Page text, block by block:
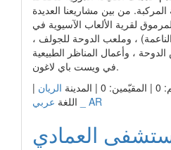
المركبة. من بين مشاريعنا العديدة
لقرية الألعاب الآسيوية في
والناعمة) ، وملعب الدوحة للجولف ،
، وأعمال المناظر الطبيعية
في ويست باي لاغون.
الريان |
اللغة عربي _ AR
العمادي